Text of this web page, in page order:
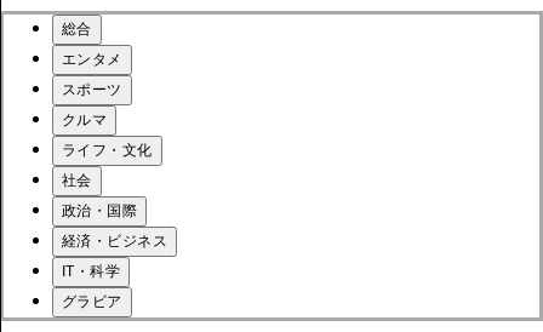
総合
エンタメ
スポーツ
クルマ
ライフ・文化
社会
政治・国際
経済・ビジネス
IT・科学
グラビア